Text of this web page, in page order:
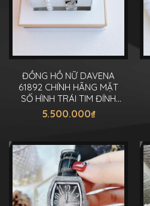
ĐỒNG HỒ NỮ DAVENA
61892 CHÍNH HÃNG MẶT
SỐ HÌNH TRÁI TIM ĐÍNH
ĐÁ 34MM
5.500.000₫